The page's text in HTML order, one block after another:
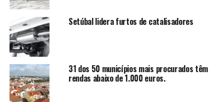
Setúbal lidera furtos de catalisadores
31 dos 50 municípios mais procurados têm
rendas abaixo de 1.000 euros.